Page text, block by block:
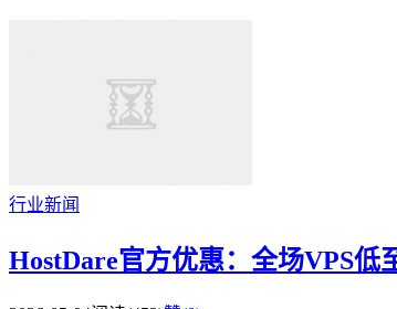
行业新闻
HostDare官方优惠：全场VPS低